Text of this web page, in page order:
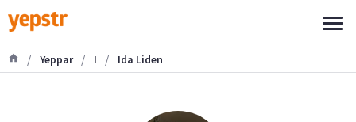
/ Yeppar / I / Ida Liden